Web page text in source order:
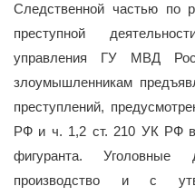
Следственной частью по
преступной
управления ГУ МВД
злоумышленникам
преступлений,
РФ и ч. 1,2 ст. 210 УК РФ в
фигуранта.
производство и с